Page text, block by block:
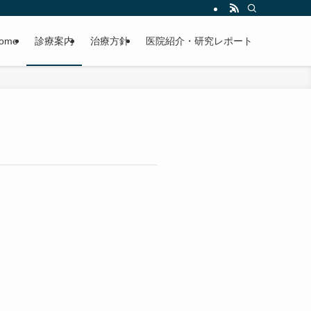
診療案内 治療方針 医院紹介・研究レポート